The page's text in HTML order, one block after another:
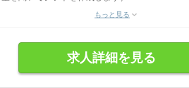
もっと見る
求人詳細を見る